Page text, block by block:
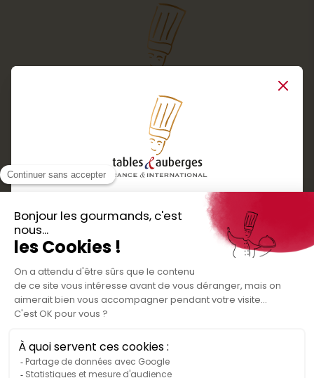
Services
Routes gourmandes
Partenaires
Presse
Créer votre espace personnel
Informations légales
Politique de confidentialité des données
Conditions générales de vente
Médiateur de la consommation
Close
Téléchargez
l'application gratuite !
Nos bons plans et découvertes
gourmandes à vivre en famille et entre
amis